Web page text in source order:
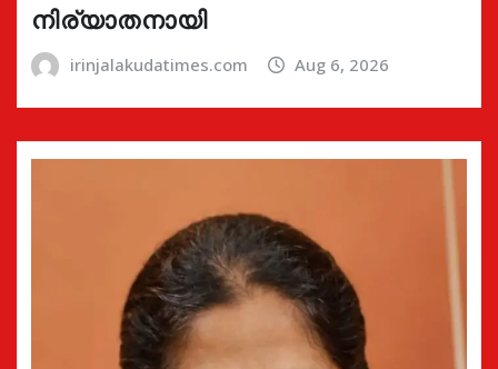
നിര്യാതനായി
irinjalakudatimes.com Aug 6, 2026